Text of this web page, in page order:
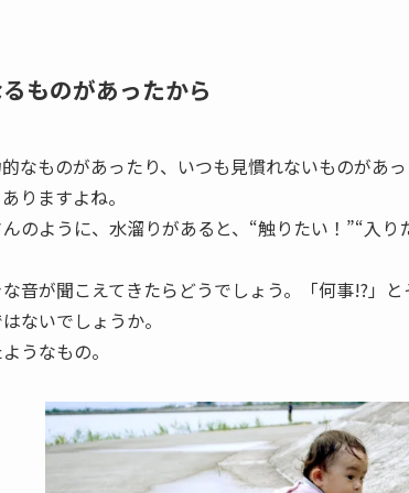
ものがあったから
なものがあったり、いつも見慣れないものがあ
りますよね。
のように、水溜りがあると、“触りたい！”“入
音が聞こえてきたらどうでしょう。「何事!?」
ないでしょうか。
うなもの。